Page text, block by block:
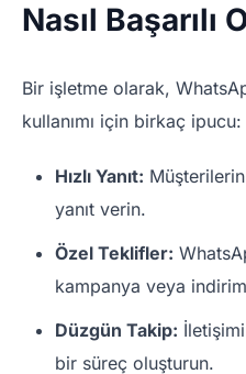
Nasıl
Bir işletme olarak,
kullanımı için birkaç ipucu:
Hızlı Yanıt: Müşterilerin
yanıt verin.
Özel Teklifler:
kampanya veya
Düzgün Takip:
bir süreç oluşturun.